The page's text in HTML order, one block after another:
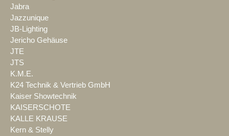
Jabra
Jazzunique
JB-Lighting
Jericho Gehäuse
JTE
JTS
K.M.E.
K24 Technik & Vertrieb GmbH
Kaiser Showtechnik
KAISERSCHOTE
KALLE KRAUSE
Kern & Stelly